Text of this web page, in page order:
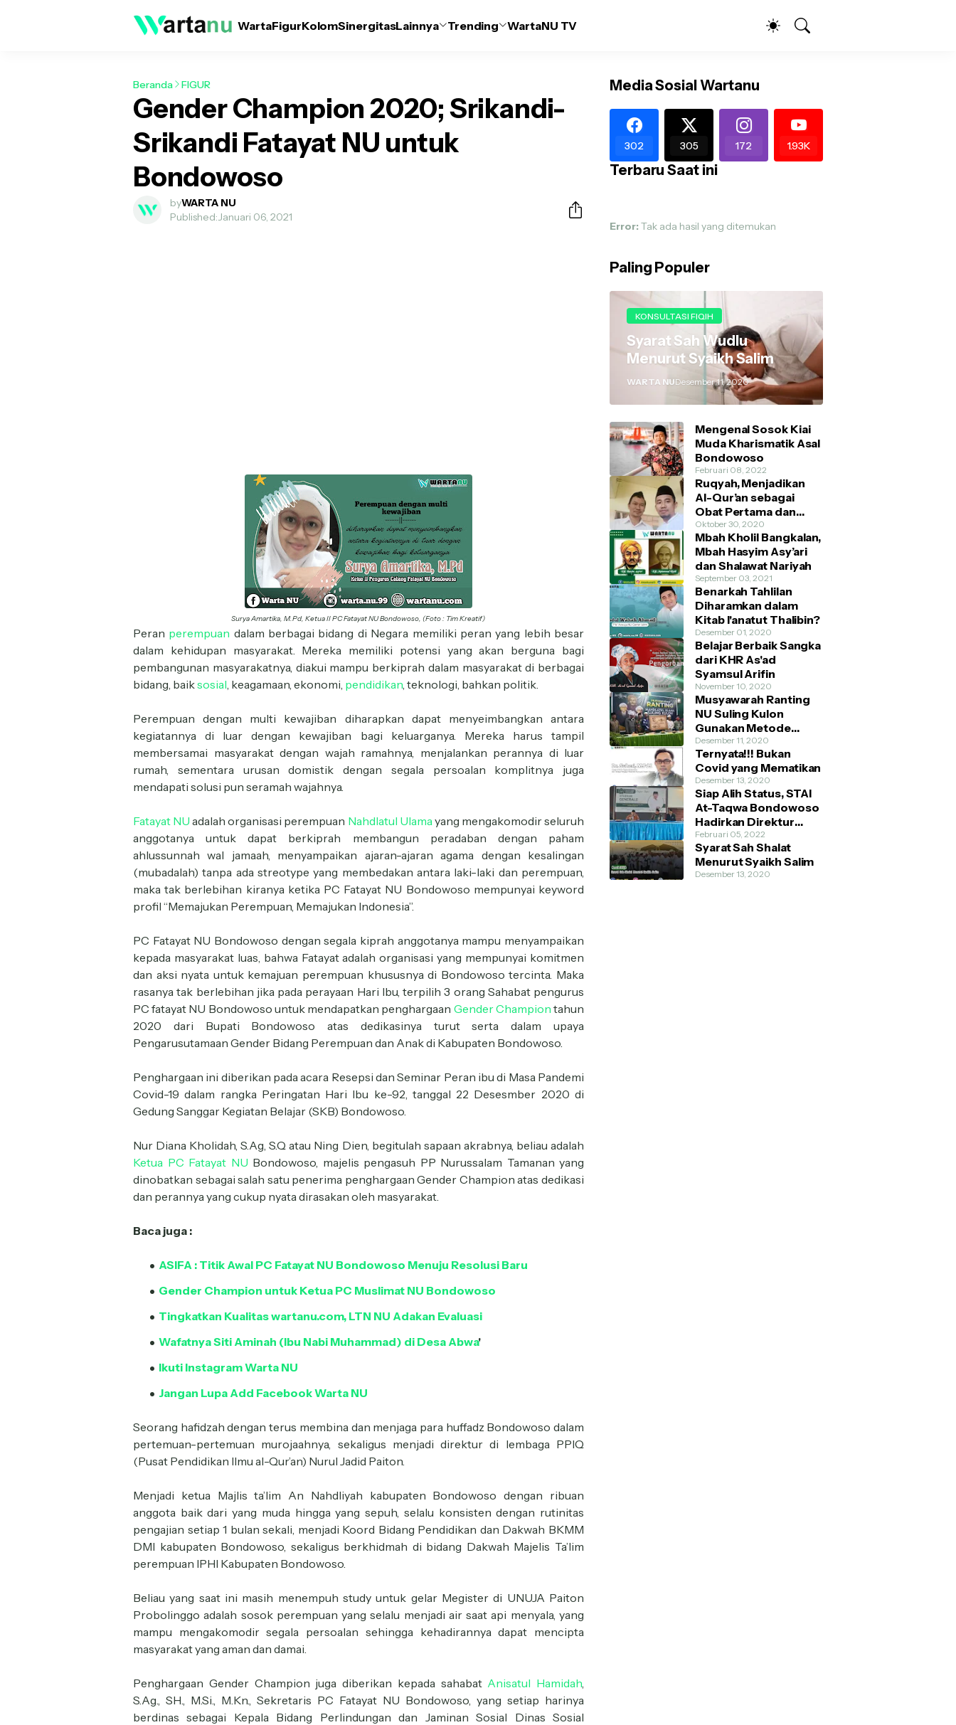
WartaFigurKolomSinergitasLainnya Trending WartaNU TV
Beranda FIGUR
Gender Champion 2020; Srikandi-
Srikandi Fatayat NU untuk
Bondowoso
byWARTA NU
Published:Januari 06, 2021
Surya Amartika, M.Pd, Ketua II PC Fatayat NU Bondowoso, (Foto : Tim Kreatif)
Peran perempuan dalam berbagai bidang di Negara memiliki peran yang lebih besar
dalam kehidupan masyarakat. Mereka memiliki potensi yang akan berguna bagi
pembangunan masyarakatnya, diakui mampu berkiprah dalam masyarakat di berbagai
bidang, baiksosial, keagamaan, ekonomi, pendidikan, teknologi, bahkan politik.
Perempuan dengan multi kewajiban diharapkan dapat menyeimbangkan antara
kegiatannya di luar dengan kewajiban bagi keluarganya. Mereka harus tampil
membersamai masyarakat dengan wajah ramahnya, menjalankan perannya di luar
rumah, sementara urusan domistik dengan segala persoalan komplitnya juga
mendapati solusi pun seramah wajahnya.
Fatayat NU adalah organisasi perempuan Nahdlatul Ulamayang mengakomodir seluruh
anggotanya untuk dapat berkiprah membangun peradaban dengan paham
ahlussunnah wal jamaah, menyampaikan ajaran-ajaran agama dengan kesalingan
(mubadalah) tanpa ada streotype yang membedakan antara laki-laki dan perempuan,
maka tak berlebihan kiranya ketika PC Fatayat NU Bondowoso mempunyai keyword
profil “Memajukan Perempuan, Memajukan Indonesia”.
PC Fatayat NU Bondowoso dengan segala kiprah anggotanya mampu menyampaikan
kepada masyarakat luas, bahwa Fatayat adalah organisasi yang mempunyai komitmen
dan aksi nyata untuk kemajuan perempuan khususnya di Bondowoso tercinta. Maka
rasanya tak berlebihan jika pada perayaan Hari Ibu, terpilih 3 orang Sahabat pengurus
PC fatayat NU Bondowoso untuk mendapatkan penghargaan Gender Champion tahun
2020 dari Bupati Bondowoso atas dedikasinya turut serta dalam upaya
Pengarusutamaan Gender Bidang Perempuan dan Anak di Kabupaten Bondowoso.
Penghargaan ini diberikan pada acara Resepsi dan Seminar Peran ibu di Masa Pandemi
Covid-19 dalam rangka Peringatan Hari Ibu ke-92, tanggal 22 Desesmber 2020 di
Gedung Sanggar Kegiatan Belajar (SKB) Bondowoso.
Nur Diana Kholidah, S.Ag, S.Q atau Ning Dien, begitulah sapaan akrabnya, beliau adalah
Ketua PC Fatayat NU Bondowoso, majelis pengasuh PP Nurussalam Tamanan yang
dinobatkan sebagai salah satu penerima penghargaan Gender Champion atas dedikasi
dan perannya yang cukup nyata dirasakan oleh masyarakat.
Baca juga :
ASIFA : Titik Awal PC Fatayat NU Bondowoso Menuju Resolusi Baru
Gender Champion untuk Ketua PC Muslimat NU Bondowoso
Tingkatkan Kualitas wartanu.com, LTN NU Adakan Evaluasi
Wafatnya Siti Aminah (Ibu Nabi Muhammad) di Desa Abwa'
Ikuti Instagram Warta NU
Jangan Lupa Add Facebook Warta NU
Seorang hafidzah dengan terus membina dan menjaga para huffadz Bondowoso dalam
pertemuan-pertemuan murojaahnya, sekaligus menjadi direktur di lembaga PPIQ
(Pusat Pendidikan Ilmu al-Qur’an) Nurul Jadid Paiton.
Menjadi ketua Majlis ta’lim An Nahdliyah kabupaten Bondowoso dengan ribuan
anggota baik dari yang muda hingga yang sepuh, selalu konsisten dengan rutinitas
pengajian setiap 1 bulan sekali, menjadi Koord Bidang Pendidikan dan Dakwah BKMM
DMI kabupaten Bondowoso, sekaligus berkhidmah di bidang Dakwah Majelis Ta’lim
perempuan IPHI Kabupaten Bondowoso.
Beliau yang saat ini masih menempuh study untuk gelar Megister di UNUJA Paiton
Probolinggo adalah sosok perempuan yang selalu menjadi air saat api menyala, yang
mampu mengakomodir segala persoalan sehingga kehadirannya dapat mencipta
masyarakat yang aman dan damai.
Penghargaan Gender Champion juga diberikan kepada sahabat Anisatul Hamidah,
S.Ag., SH., M.Si., M.Kn., Sekretaris PC Fatayat NU Bondowoso, yang setiap harinya
berdinas sebagai Kepala Bidang Perlindungan dan Jaminan Sosial Dinas Sosial
Media Sosial Wartanu
302 305 172 1.93K
Terbaru Saat ini
Error: Tak ada hasil yang ditemukan
Paling Populer
KONSULTASI FIQIH
Syarat Sah Wudlu
Menurut Syaikh Salim
WARTA NUDesember 11, 2020
Mengenal Sosok Kiai
Muda Kharismatik Asal
Bondowoso
Februari 08, 2022
Ruqyah, Menjadikan
Al-Qur’an sebagai
Obat Pertama dan
Utama
Oktober 30, 2020
Mbah Kholil Bangkalan,
Mbah Hasyim Asy’ari
dan Shalawat Nariyah
September 03, 2021
Benarkah Tahlilan
Diharamkan dalam
Kitab I'anatut Thalibin?
Desember 01, 2020
Belajar Berbaik Sangka
dari KHR As'ad
Syamsul Arifin
November 10, 2020
Musyawarah Ranting
NU Suling Kulon
Gunakan Metode
AHWA dan Demokratis
Desember 11, 2020
Ternyata!!! Bukan
Covid yang Mematikan
Desember 13, 2020
Siap Alih Status, STAI
At-Taqwa Bondowoso
Hadirkan Direktur
Pendidikan Tinggi
Kemenag RI
Februari 05, 2022
Syarat Sah Shalat
Menurut Syaikh Salim
Desember 13, 2020